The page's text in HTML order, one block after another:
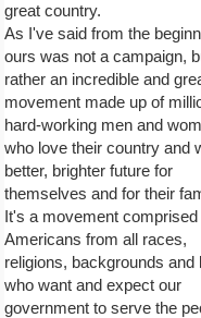
great country.
As I've said from the
ours was not a campaign,
rather an incredible and
movement made up of
hard-working men and
who love their country and
better, brighter future for
themselves and for their
It's a movement comprised
Americans from all races,
religions, backgrounds and
who want and expect our
government to serve the